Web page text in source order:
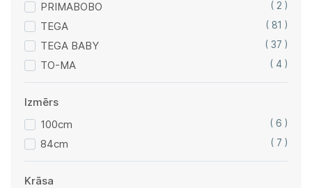
PRIMABOBO ( 2 )
TEGA ( 81 )
TEGA BABY ( 37 )
TO-MA ( 4 )
Izmērs
100cm
( 6 )
84cm ( 7 )
Krāsa